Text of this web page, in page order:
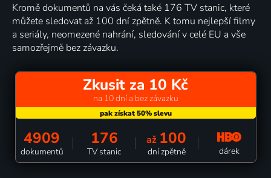
Kromě dokumentů na vás čeká také 176 TV stanic, které
můžete sledovat až 100 dní zpětně. K tomu nejlepší filmy
a seriály, neomezené nahrání, sledování v celé EU a vše
samozřejmě bez závazku.
Zkusit za 10 Kč
na 10 dní a bez závazku
4909
dokumentů
176
TV stanic
až 100
dní zpětně dárek